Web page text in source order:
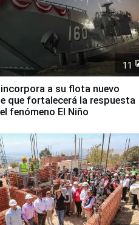
11
incorpora a su flota nuevo
que fortalecerá la respuesta
fenómeno El Niño